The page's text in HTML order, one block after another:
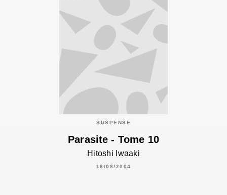
SUSPENSE
Parasite - Tome 10
Hitoshi Iwaaki
18/08/2004